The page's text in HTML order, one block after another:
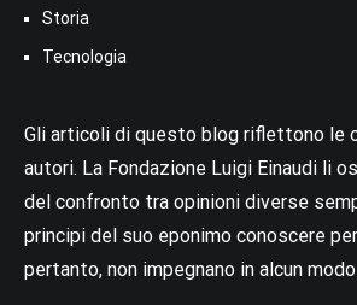
Storia
Tecnologia
Gli articoli di questo blog riflettono le
autori. La Fondazione Luigi Einaudi li
del confronto tra opinioni diverse
principi del suo eponimo conoscere
pertanto, non impegnano in alcun